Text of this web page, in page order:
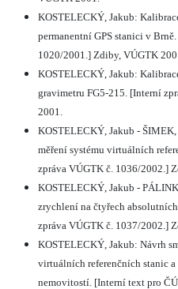
KOSTELECKÝ, Jakub:
permanentní GPS stanici v
1020/2001.] Zdiby, VÚGTK
KOSTELECKÝ, Jakub:
gravimetru FG5-215. [Interní
2001.
KOSTELECKÝ, Jakub -
měření systému virtuálních
zpráva VÚGTK č. 1036/2002.]
KOSTELECKÝ, Jakub -
zrychlení na čtyřech
zpráva VÚGTK č. 1037/2002.]
KOSTELECKÝ, Jakub: Návrh
virtuálních referenčních stanic
nemovitostí. [Interní text pro